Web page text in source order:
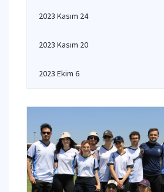
2023 Kasım 24
2023 Kasım 20
2023 Ekim 6